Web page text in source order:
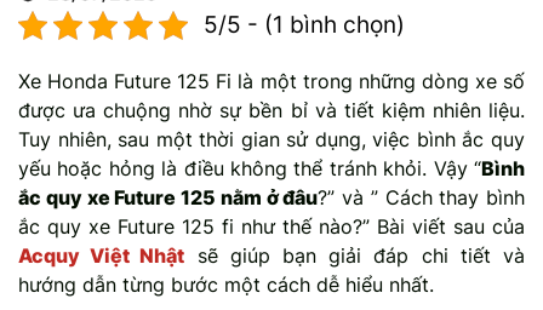
Vinfast
Suzuki
BMW
Long
Rocket
5/5 - (1 bình chọn)
Xe Honda Future 125 Fi là một trong những dòng xe số
được ưa chuộng nhờ sự bền bỉ và tiết kiệm nhiên liệu.
Tuy nhiên, sau một thời gian sử dụng, việc bình ắc quy
yếu hoặc hỏng là điều không thể tránh khỏi. Vậy “Bình
ắc quy xe Future 125 nằm ở đâu?” và ” Cách thay bình
ắc quy xe Future 125 fi như thế nào?” Bài viết sau của
Acquy Việt Nhật sẽ giúp bạn giải đáp chi tiết và
hướng dẫn từng bước một cách dễ hiểu nhất.